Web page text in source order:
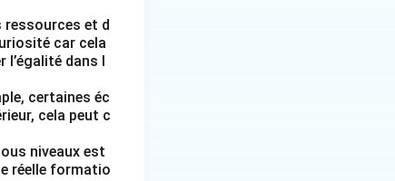
que les
changer cela,
un plan
Martin
lui. Grâce à
ressources et d
car cela
l’égalité dans l
certaines éc
cela peut c
niveaux est
réelle formatio